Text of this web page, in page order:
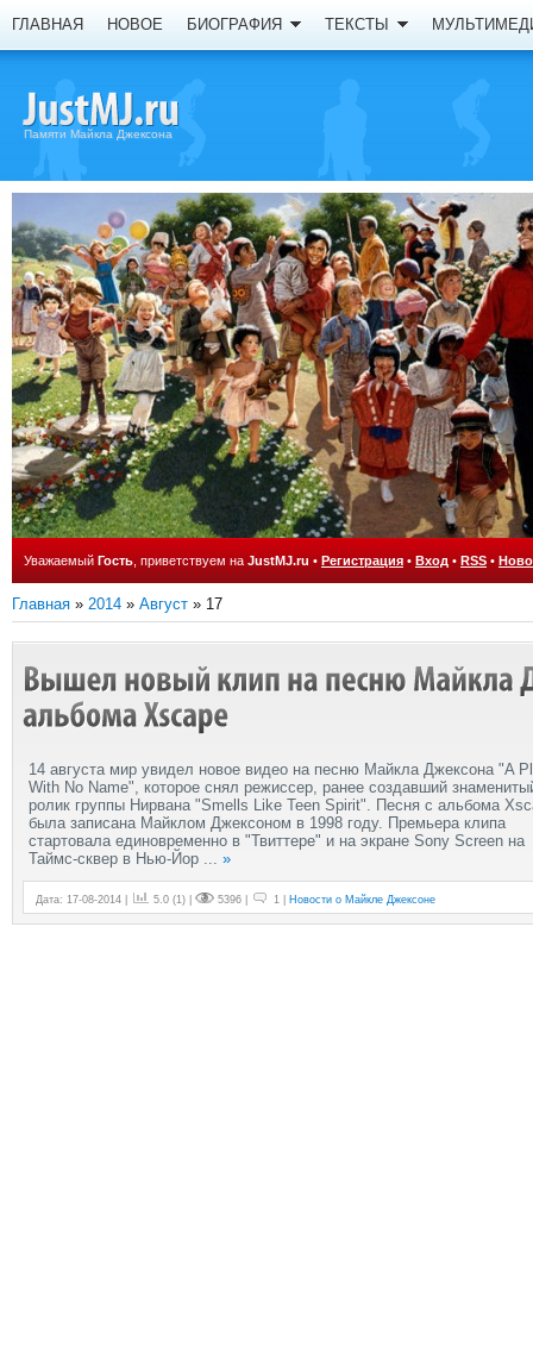
ГЛАВНАЯ НОВОЕ БИОГРАФИЯ ТЕКСТЫ
Памяти Майкла Джексона
Уважаемый Гость , приветствуем на JustMJ.ru • Регистрация • Вход • RSS •
Главная » 2014 » Август » 17
14 августа мир увидел новое видео на песню Майкла Джексона "A
With No Name", которое снял режиссер, ранее создавший
ролик группы Нирвана "Smells Like Teen Spirit". Песня с альбома
была записана Майклом Джексоном в 1998 году. Премьера клипа
стартовала единовременно в "Твиттере" и на экране Sony Screen на
Таймс-сквер в Нью-Йор ... »
Дата: 17-08-2014 | 5.0 (1) | 5396 | 1 | Новости о Майкле Джексоне